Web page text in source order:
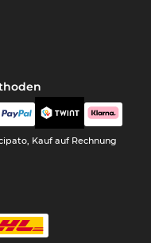
Kauf auf Rechnung